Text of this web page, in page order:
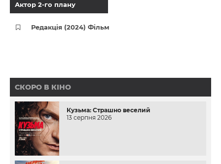
Актор 2-го плану
Редакція (2024) Фільм
СКОРО В КІНО
Кузьма: Страшно веселий
13 серпня 2026